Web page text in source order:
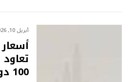
أبريل 10, 2026
تعاود
100 دولار